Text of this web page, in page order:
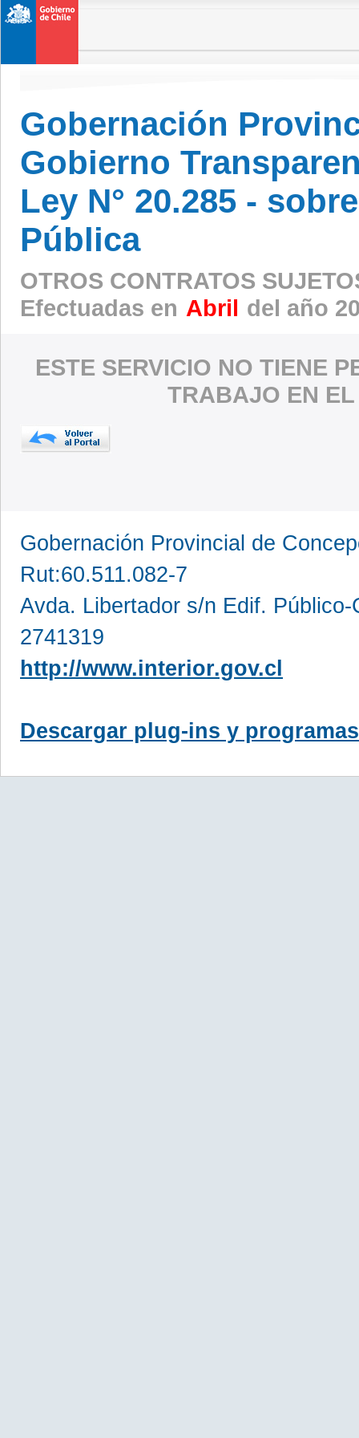
Gobernación
Gobierno
Ley N° 20.285 -
Pública
OTROS CONTRATOS
Efectuadas en Abril del año
ESTE SERVICIO NO TIENE
TRABAJO EN
Gobernación Provincial de
Rut:60.511.082-7
Avda. Libertador s/n Edif.
2741319
http://www.interior.gov.cl
Descargar plug-ins y